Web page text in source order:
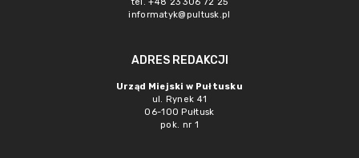
informatyk@pultusk.pl
ADRES REDAKCJI
Urząd Miejski w Pułtusku
ul. Rynek 41
06-100 Pułtusk
pok. nr 1